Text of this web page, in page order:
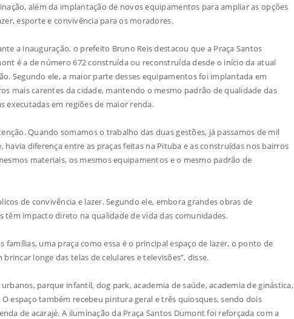
além da implantação de novos equipamentos para ampliar as opções
esporte e convivência para os moradores.
a inauguração, o prefeito Bruno Reis destacou que a Praça Santos
é a de número 672 construída ou reconstruída desde o início da atual
Segundo ele, a maior parte desses equipamentos foi implantada em
mais carentes da cidade, mantendo o mesmo padrão de qualidade das
executadas em regiões de maior renda.
Quando somamos o trabalho das duas gestões, já passamos de mil
diferença entre as praças feitas na Pituba e as construídas nos bairros
materiais, os mesmos equipamentos e o mesmo padrão de
de convivência e lazer. Segundo ele, embora grandes obras de
impacto direto na qualidade de vida das comunidades.
uma praça como essa é o principal espaço de lazer, o ponto de
longe das telas de celulares e televisões”, disse.
parque infantil, dog park, academia de saúde, academia de ginástica,
espaço também recebeu pintura geral e três quiosques, sendo dois
de acarajé. A iluminação da Praça Santos Dumont foi reforçada com a